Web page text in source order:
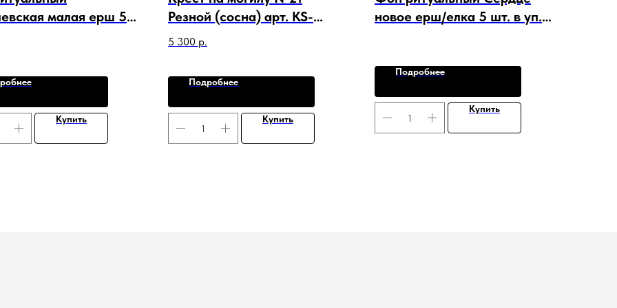
малая ерш 5
Купить
Резной (сосна) арт. KS-
00021
5 300 р.
Подробнее
Купить
новое ерш/елка 5 шт. в уп.
Подробнее
Купить